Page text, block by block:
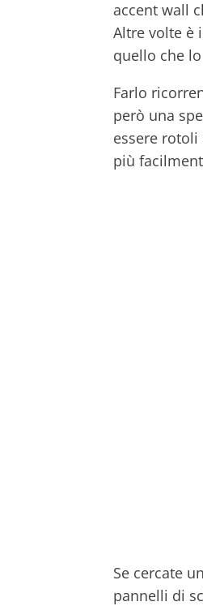
accent wall
Altre volte è
quello che
Farlo
però una
essere
più
Se cercate
pannelli di